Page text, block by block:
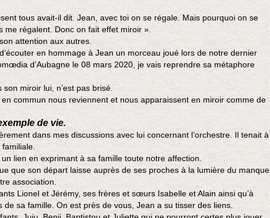
tous avait-il dit. Jean, avec toi on se régale. Mais pourquoi on se
me régalent. Donc on fait effet miroir ».
attention aux autres.
en hommage à Jean un morceau joué lors de notre dernier
d’Aubagne le 08 mars 2020, je vais reprendre sa métaphore
miroir lui, n’est pas brisé.
en commun nous reviennent et nous apparaissent en miroir comme de
de vie.
dans mes discussions avec lui concernant l’orchestre. Il tenait à
lien en exprimant à sa famille toute notre affection.
que son départ laisse auprès de ses proches à la lumière du manque
association.
Lionel et Jérémy, ses frères et sœurs Isabelle et Alain ainsi qu’à
de sa famille. On est près de vous, Jean a su tisser des liens.